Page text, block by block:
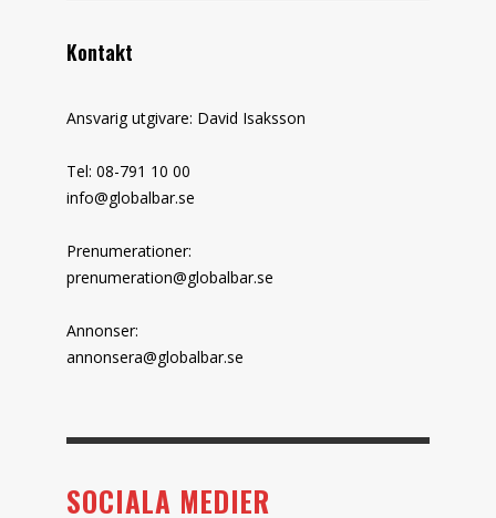
Kontakt
Ansvarig utgivare: David Isaksson
Tel: 08-791 10 00
info@globalbar.se
Prenumerationer:
prenumeration@globalbar.se
Annonser:
annonsera@globalbar.se
SOCIALA MEDIER